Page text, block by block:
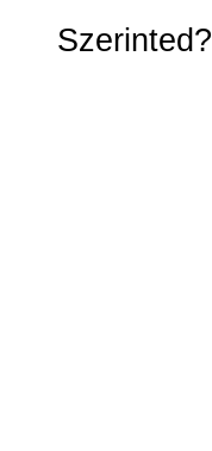
Szerinted?